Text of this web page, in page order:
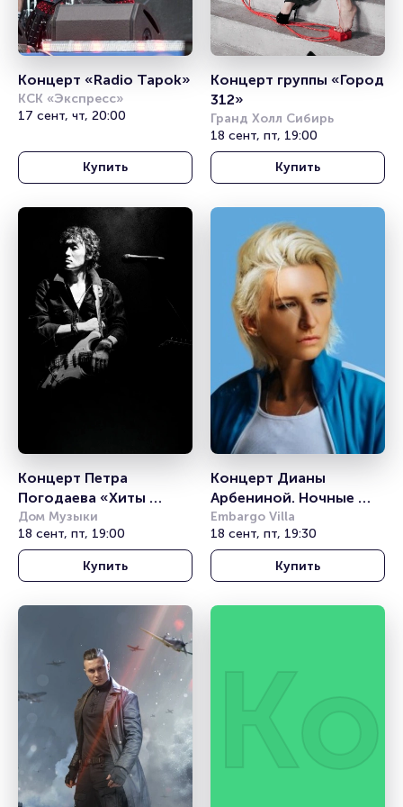
Концерт «Radio Tapok»
КСК «Экспресс»
17 сент, чт, 20:00
Купить
Концерт группы «Город
312»
Гранд Холл Сибирь
18 сент, пт, 19:00
Купить
Концерт Петра
Погодаева «Хиты
группы Кино»
Дом Музыки
18 сент, пт, 19:00
Купить
Концерт Дианы
Арбениной. Ночные
снайперы
Embargo Villa
18 сент, пт, 19:30
Купить